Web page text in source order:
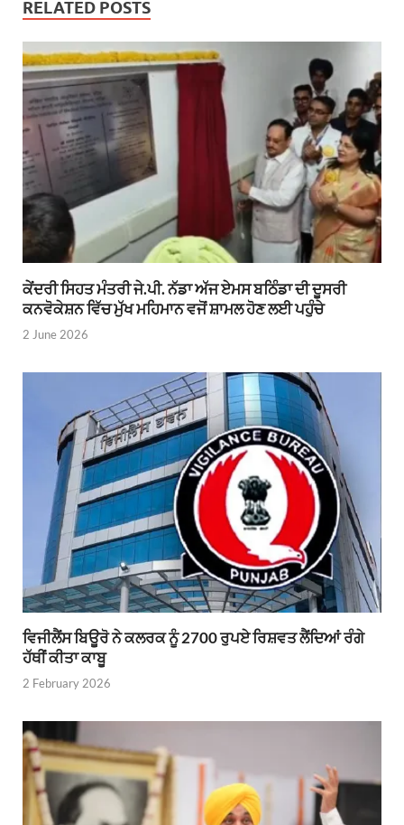
RELATED POSTS
ਕੇਂਦਰੀ ਸਿਹਤ ਮੰਤਰੀ ਜੇ.ਪੀ. ਨੱਡਾ ਅੱਜ ਏਮਸ ਬਠਿੰਡਾ ਦੀ ਦੂਸਰੀ
ਕਨਵੋਕੇਸ਼ਨ ਵਿੱਚ ਮੁੱਖ ਮਹਿਮਾਨ ਵਜੋਂ ਸ਼ਾਮਲ ਹੋਣ ਲਈ ਪਹੁੰਚੇ
2 June 2026
ਵਿਜੀਲੈਂਸ ਬਿਊਰੋ ਨੇ ਕਲਰਕ ਨੂੰ 2700 ਰੁਪਏ ਰਿਸ਼ਵਤ ਲੈਂਦਿਆਂ ਰੰਗੇ
ਹੱਥੀਂ ਕੀਤਾ ਕਾਬੂ
2 February 2026